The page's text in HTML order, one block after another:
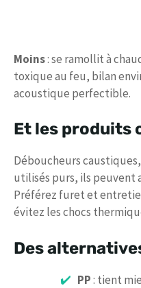
Moins: se ramollit à
toxique au feu, bilan
acoustique perfectible.
Et les produits
Déboucheurs
utilisés purs, ils peuvent
Préférez furet et
évitez les chocs
Des
PP: tient